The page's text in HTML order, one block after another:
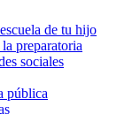
de tu hijo
preparatoria
sociales
pública